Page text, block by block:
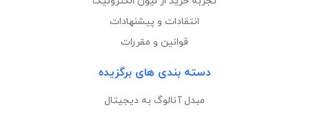
انتقادات و پیشنهادات
قوانین و مقررات
دسته بندی های برگزیده
مبدل آنالوگ به دیجیتال